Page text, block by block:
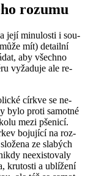
ro­zu­mu
její mi­nu­los­ti i sou­
mít) de­tail­ní
aby všech­no
vy­ža­du­je ale re­
církve se ne­
bylo proti sa­mot­né
mezi pše­ni­cí.
bo­ju­jí­cí na roz­
ze sla­bých
ne­e­xis­to­va­ly
kru­tos­ti a ublí­že­ní